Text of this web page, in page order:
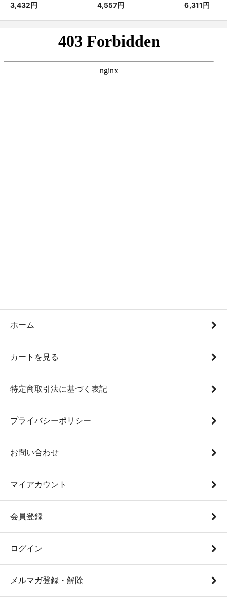
3,432円
4,557円
6,311円
ホーム
カートを見る
特定商取引法に基づく表記
プライバシーポリシー
お問い合わせ
マイアカウント
会員登録
ログイン
メルマガ登録・解除